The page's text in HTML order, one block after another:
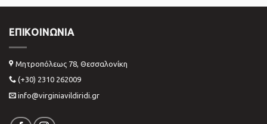
ΕΠΙΚΟΙΝΩΝΊΑ
Μητροπόλεως 78, Θεσσαλονίκη
(+30) 2310 262009
info@virginiavildiridi.gr